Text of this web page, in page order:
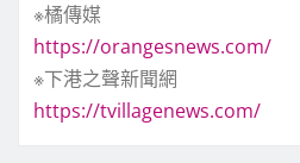
※橘傳媒
https://orangesnews.com/
※下港之聲新聞網
https://tvillagenews.com/